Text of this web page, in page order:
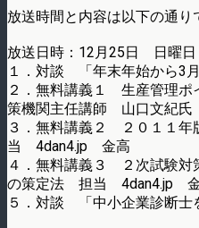
放送時間と内容は以下の通り
放送日時：12月25日 日曜
１．対談 「年末年始から3月
２．無料講義１ 生産管理
策機関主任講師 山口文紀氏
３．無料講義２ ２０１１
当 4dan4.jp 金高
４．無料講義３ ２次試験
の策定法 担当 4dan4.jp
５．対談 「中小企業診断士